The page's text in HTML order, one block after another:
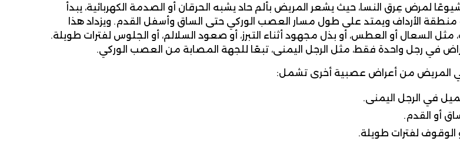
شيوعًا لمرض عِرق النسا، حيث يشعر المريض بألم حاد يشبه الحرقان أو الصدمة الكهربائية، يبدأ
الأرداف ويمتد على طول مسار العصب الوركي حتى الساق وأسفل القدم. ويزداد هذا
السعال أو العطس، أو بذل مجهود أثناء التبرز، أو صعود السلالم، أو الجلوس لفترات طويلة.
في رجل واحدة فقط، مثل الرجل اليمنى، تبعًا للجهة المصابة من العصب الوركي.
المريض من أعراض عصبية أخرى تشمل:
في الرجل اليمنى.
أو القدم.
لفترات طويلة.